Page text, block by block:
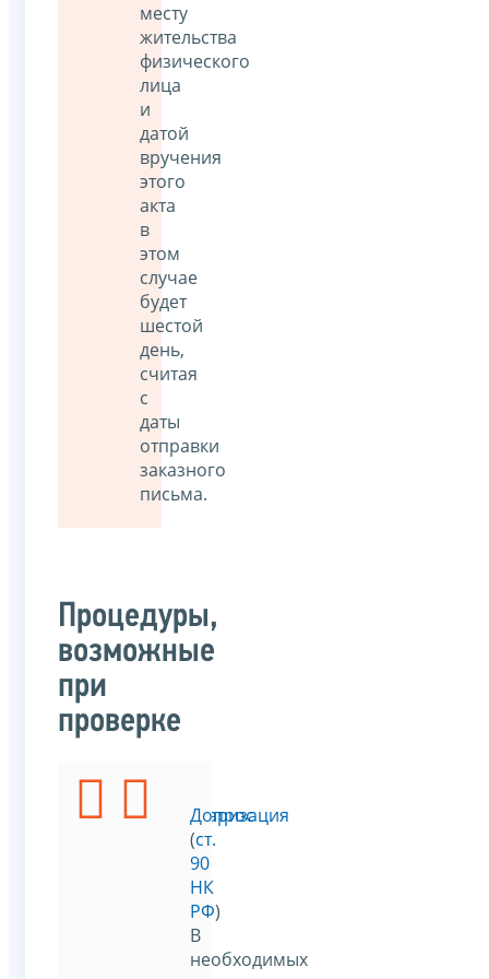
месту
жительства
физического
лица
и
датой
вручения
этого
акта
в
этом
случае
будет
шестой
день,
считая
с
даты
отправки
заказного
письма.
Процедуры,
возможные
при
проверке
Инвентаризация
Допрос
(ст.
90
НК
РФ)
В
необходимых